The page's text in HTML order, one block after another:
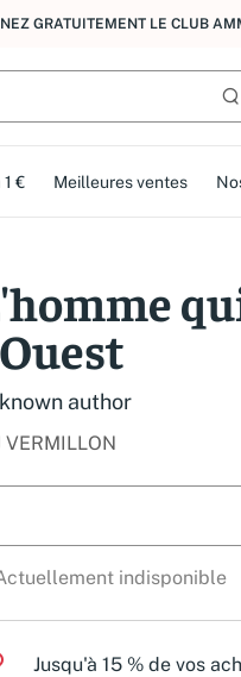
GRATUITEMENT LE CLUB
€ Meilleures ventes
author
VERMILLON
indisponible
Jusqu'à 15 % de vos